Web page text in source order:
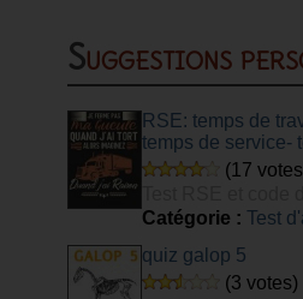
Suggestions
RSE: temps de
temps de service-
(17
transport
Catégorie : Test
quiz galop 5
(3 votes)